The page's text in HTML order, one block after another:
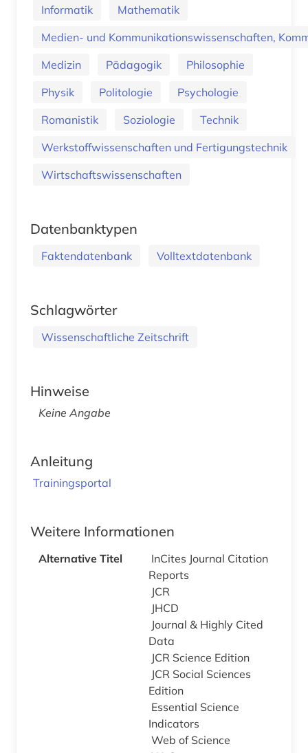
Informatik
Mathematik
Medien- und Kommunikationswissenschaften,
Medizin
Pädagogik
Philosophie
Physik
Politologie
Psychologie
Romanistik
Soziologie
Technik
Werkstoffwissenschaften und Fertigungstechnik
Wirtschaftswissenschaften
Datenbanktypen
Faktendatenbank Volltextdatenbank
Schlagwörter
Wissenschaftliche Zeitschrift
Hinweise
Keine Angabe
Anleitung
Trainingsportal
Weitere Informationen
Alternative Titel
InCites Journal Citation
Reports
JCR
JHCD
Journal & Highly Cited
Data
JCR Science Edition
JCR Social Sciences
Edition
Essential Science
Indicators
Web of Science